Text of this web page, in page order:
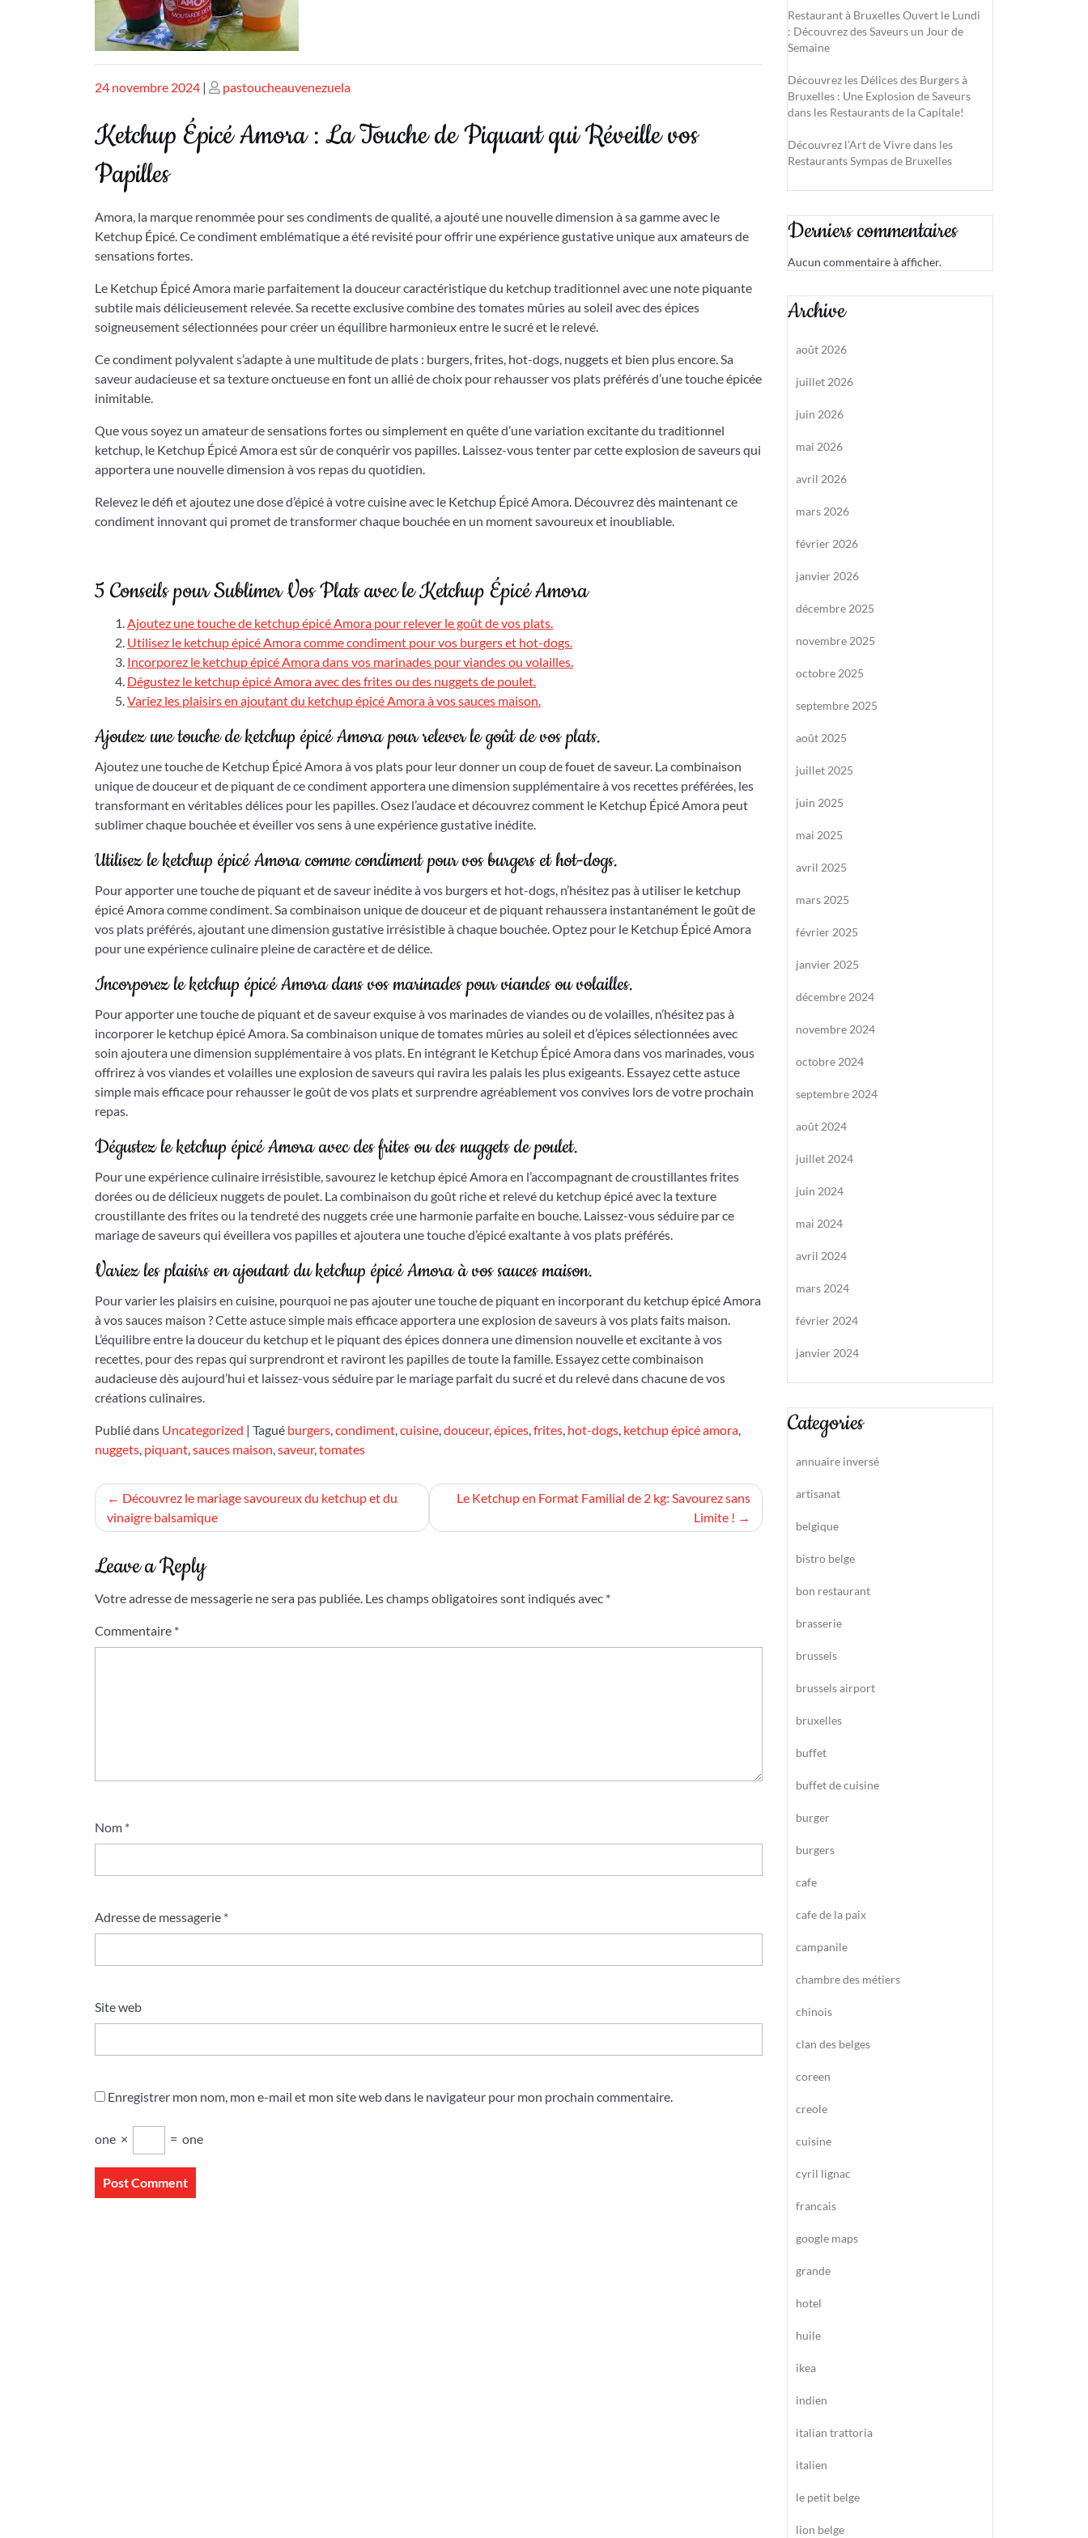
Publié
24 novembre 2024 | Publié
pastoucheauvenezuela
Ketchup Épicé Amora : La Touche de Piquant qui Réveille vos
Papilles
Amora, la marque renommée pour ses condiments de qualité, a ajouté une nouvelle dimension à sa gamme avec le
Ketchup Épicé. Ce condiment emblématique a été revisité pour offrir une expérience gustative unique aux amateurs de
sensations fortes.
Le Ketchup Épicé Amora marie parfaitement la douceur caractéristique du ketchup traditionnel avec une note piquante
subtile mais délicieusement relevée. Sa recette exclusive combine des tomates mûries au soleil avec des épices
soigneusement sélectionnées pour créer un équilibre harmonieux entre le sucré et le relevé.
Ce condiment polyvalent s’adapte à une multitude de plats : burgers, frites, hot-dogs, nuggets et bien plus encore. Sa
saveur audacieuse et sa texture onctueuse en font un allié de choix pour rehausser vos plats préférés d’une touche épicée
inimitable.
Que vous soyez un amateur de sensations fortes ou simplement en quête d’une variation excitante du traditionnel
ketchup, le Ketchup Épicé Amora est sûr de conquérir vos papilles. Laissez-vous tenter par cette explosion de saveurs qui
apportera une nouvelle dimension à vos repas du quotidien.
Relevez le défi et ajoutez une dose d’épicé à votre cuisine avec le Ketchup Épicé Amora. Découvrez dès maintenant ce
condiment innovant qui promet de transformer chaque bouchée en un moment savoureux et inoubliable.
5 Conseils pour Sublimer Vos Plats avec le Ketchup Épicé Amora
Ajoutez une touche de ketchup épicé Amora pour relever le goût de vos plats.
Utilisez le ketchup épicé Amora comme condiment pour vos burgers et hot-dogs.
Incorporez le ketchup épicé Amora dans vos marinades pour viandes ou volailles.
Dégustez le ketchup épicé Amora avec des frites ou des nuggets de poulet.
Variez les plaisirs en ajoutant du ketchup épicé Amora à vos sauces maison.
Ajoutez une touche de ketchup épicé Amora pour relever le goût de vos plats.
Ajoutez une touche de Ketchup Épicé Amora à vos plats pour leur donner un coup de fouet de saveur. La combinaison
unique de douceur et de piquant de ce condiment apportera une dimension supplémentaire à vos recettes préférées, les
transformant en véritables délices pour les papilles. Osez l’audace et découvrez comment le Ketchup Épicé Amora peut
sublimer chaque bouchée et éveiller vos sens à une expérience gustative inédite.
Utilisez le ketchup épicé Amora comme condiment pour vos burgers et hot-dogs.
Pour apporter une touche de piquant et de saveur inédite à vos burgers et hot-dogs, n’hésitez pas à utiliser le ketchup
épicé Amora comme condiment. Sa combinaison unique de douceur et de piquant rehaussera instantanément le goût de
vos plats préférés, ajoutant une dimension gustative irrésistible à chaque bouchée. Optez pour le Ketchup Épicé Amora
pour une expérience culinaire pleine de caractère et de délice.
Incorporez le ketchup épicé Amora dans vos marinades pour viandes ou volailles.
Pour apporter une touche de piquant et de saveur exquise à vos marinades de viandes ou de volailles, n’hésitez pas à
incorporer le ketchup épicé Amora. Sa combinaison unique de tomates mûries au soleil et d’épices sélectionnées avec
soin ajoutera une dimension supplémentaire à vos plats. En intégrant le Ketchup Épicé Amora dans vos marinades, vous
offrirez à vos viandes et volailles une explosion de saveurs qui ravira les palais les plus exigeants. Essayez cette astuce
simple mais efficace pour rehausser le goût de vos plats et surprendre agréablement vos convives lors de votre prochain
repas.
Dégustez le ketchup épicé Amora avec des frites ou des nuggets de poulet.
Pour une expérience culinaire irrésistible, savourez le ketchup épicé Amora en l’accompagnant de croustillantes frites
dorées ou de délicieux nuggets de poulet. La combinaison du goût riche et relevé du ketchup épicé avec la texture
croustillante des frites ou la tendreté des nuggets crée une harmonie parfaite en bouche. Laissez-vous séduire par ce
mariage de saveurs qui éveillera vos papilles et ajoutera une touche d’épicé exaltante à vos plats préférés.
Variez les plaisirs en ajoutant du ketchup épicé Amora à vos sauces maison.
Pour varier les plaisirs en cuisine, pourquoi ne pas ajouter une touche de piquant en incorporant du ketchup épicé Amora
à vos sauces maison ? Cette astuce simple mais efficace apportera une explosion de saveurs à vos plats faits maison.
L’équilibre entre la douceur du ketchup et le piquant des épices donnera une dimension nouvelle et excitante à vos
recettes, pour des repas qui surprendront et raviront les papilles de toute la famille. Essayez cette combinaison
audacieuse dès aujourd’hui et laissez-vous séduire par le mariage parfait du sucré et du relevé dans chacune de vos
créations culinaires.
Publié dans Uncategorized | Tagué burgers,condiment,cuisine,douceur,épices,frites, hot-dogs, ketchup épicé amora,
nuggets, piquant,sauces maison,saveur,tomates
Navigation
de
l’article
Découvrez le mariage savoureux du ketchup et du
vinaigre balsamique
Le Ketchup en Format Familial de 2 kg: Savourez sans
Limite !
Leave a Reply
Votre adresse de messagerie ne sera pas publiée. Les champs obligatoires sont indiqués avec *
Commentaire *
Nom *
Adresse de messagerie *
Site web
Enregistrer mon nom, mon e-mail et mon site web dans le navigateur pour mon prochain commentaire.
one × = one
Restaurant à Bruxelles Ouvert le Lundi
: Découvrez des Saveurs un Jour de
Semaine
Découvrez les Délices des Burgers à
Bruxelles : Une Explosion de Saveurs
dans les Restaurants de la Capitale!
Découvrez l’Art de Vivre dans les
Restaurants Sympas de Bruxelles
Derniers commentaires
Aucun commentaire à afficher.
Archive
août 2026
juillet 2026
juin 2026
mai 2026
avril 2026
mars 2026
février 2026
janvier 2026
décembre 2025
novembre 2025
octobre 2025
septembre 2025
août 2025
juillet 2025
juin 2025
mai 2025
avril 2025
mars 2025
février 2025
janvier 2025
décembre 2024
novembre 2024
octobre 2024
septembre 2024
août 2024
juillet 2024
juin 2024
mai 2024
avril 2024
mars 2024
février 2024
janvier 2024
Categories
annuaire inversé
artisanat
belgique
bistro belge
bon restaurant
brasserie
brussels
brussels airport
bruxelles
buffet
buffet de cuisine
burger
burgers
cafe
cafe de la paix
campanile
chambre des métiers
chinois
clan des belges
coreen
creole
cuisine
cyril lignac
francais
google maps
grande
hotel
huile
ikea
indien
italian trattoria
italien
le petit belge
lion belge